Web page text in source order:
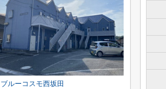
ブルーコスモ西坂田